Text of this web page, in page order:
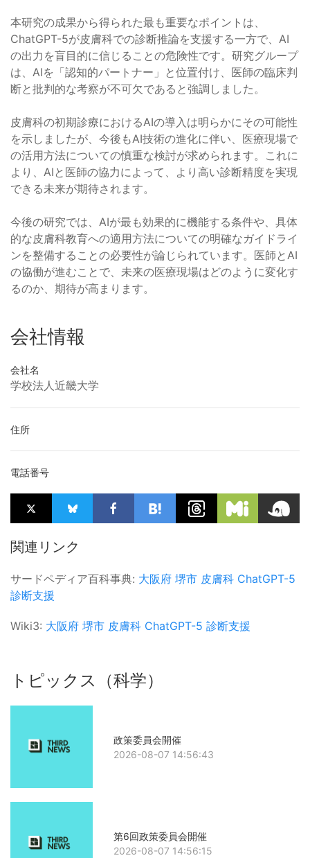
本研究の成果から得られた最も重要なポイントは、
ChatGPT-5が皮膚科での診断推論を支援する一方で、AI
の出力を盲目的に信じることの危険性です。研究グループ
は、AIを「認知的パートナー」と位置付け、医師の臨床判
断と批判的な考察が不可欠であると強調しました。
皮膚科の初期診療におけるAIの導入は明らかにその可能性
を示しましたが、今後もAI技術の進化に伴い、医療現場で
の活用方法についての慎重な検討が求められます。これに
より、AIと医師の協力によって、より高い診断精度を実現
できる未来が期待されます。
今後の研究では、AIが最も効果的に機能する条件や、具体
的な皮膚科教育への適用方法についての明確なガイドライ
ンを整備することの必要性が論じられています。医師とAI
の協働が進むことで、未来の医療現場はどのように変化す
るのか、期待が高まります。
会社情報
会社名
学校法人近畿大学
住所
電話番号
関連リンク
サードペディア百科事典: 大阪府 堺市 皮膚科 ChatGPT-5
診断支援
Wiki3: 大阪府 堺市 皮膚科 ChatGPT-5 診断支援
トピックス（科学）
政策委員会開催
2026-08-07 14:56:43
第6回政策委員会開催
2026-08-07 14:56:15